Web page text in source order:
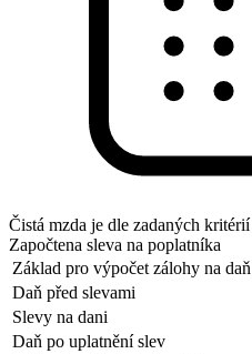
Čistá mzda je dle zadaných kritérií
Započtena sleva na poplatníka
Základ pro výpočet zálohy na daň
Daň před slevami
Slevy na dani
Daň po uplatnění slev